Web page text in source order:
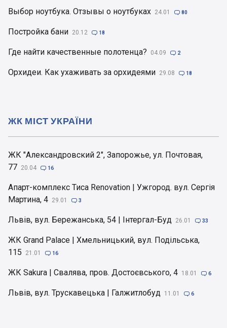
Выбор ноутбука. Отзывы о ноутбуках 24.01  80
Постройка бани 20.12  18
Где найти качественные полотенца? 04.09  2
Орхидеи. Как ухаживать за орхидеями 29.08  18
ЖК "Александровский 2", Запорожье, ул. Почтовая,
77 20.04  16
Апарт-комплекс Тиса Renovation | Ужгород. вул. Сергія
Мартина, 4 29.01  3
Львів, вул. Бережанська, 54 | Інтергал-Буд 26.01  33
ЖК Grand Palace | Хмельницький, вул. Подільська,
115
21.01  16
ЖК Sakura | Свалява, пров. Достоєвського, 4 18.01  6
Львів, вул. Трускавецька | Галжитлобуд 11.01  6
ЖК МІСТ УКРАЇНИ